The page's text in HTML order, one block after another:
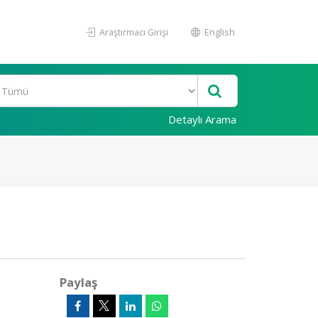
Araştırmacı Girişi English
Detaylı Arama
Paylaş